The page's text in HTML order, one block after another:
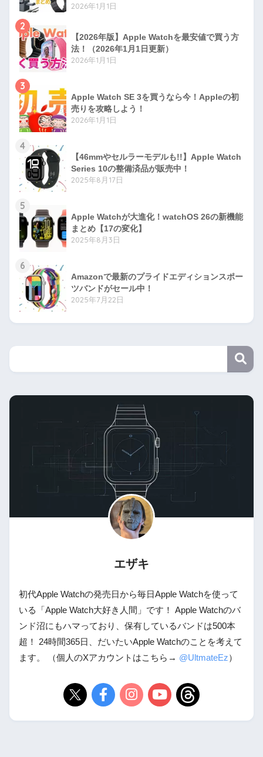
2026年1月1日
2
【2026年版】Apple Watchを最安値で買う方
法！（2026年1月1日更新）
2026年1月1日
3
Apple Watch SE 3を買うなら今！Appleの初
売りを攻略しよう！
2026年1月1日
4
【46mmやセルラーモデルも!!】Apple Watch
Series 10の整備済品が販売中！
2025年8月17日
5
Apple Watchが大進化！watchOS 26の新機能
まとめ【17の変化】
2025年8月3日
6
Amazonで最新のプライドエディションスポー
ツバンドがセール中！
2025年7月22日
エザキ
初代Apple Watchの発売日から毎日Apple Watchを使って
いる「Apple Watch大好き人間」です！ Apple Watchのバ
ンド沼にもハマっており、保有しているバンドは500本
超！ 24時間365日、だいたいApple Watchのことを考えて
ます。 （個人のXアカウントはこちら→ @UltmateEz）